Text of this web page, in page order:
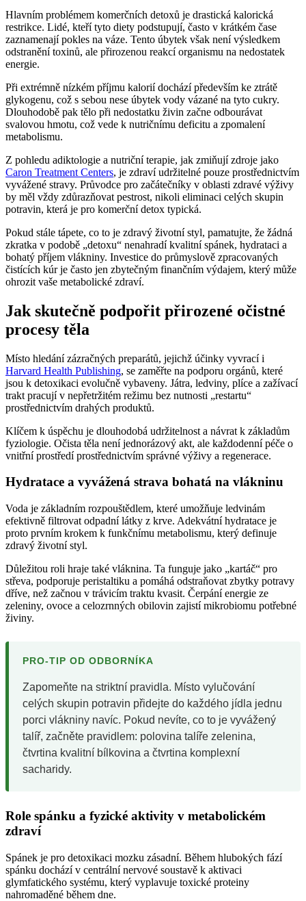
Hlavním problémem komerčních detoxů je drastická kalorická
restrikce. Lidé, kteří tyto diety podstupují, často v krátkém čase
zaznamenají pokles na váze. Tento úbytek však není výsledkem
odstranění toxinů, ale přirozenou reakcí organismu na nedostatek
energie.
Při extrémně nízkém příjmu kalorií dochází především ke ztrátě
glykogenu, což s sebou nese úbytek vody vázané na tyto cukry.
Dlouhodobě pak tělo při nedostatku živin začne odbourávat
svalovou hmotu, což vede k nutričnímu deficitu a zpomalení
metabolismu.
Z pohledu adiktologie a nutriční terapie, jak zmiňují zdroje jako
Caron Treatment Centers, je zdraví udržitelné pouze prostřednictvím
vyvážené stravy. Průvodce pro začátečníky v oblasti zdravé výživy
by měl vždy zdůrazňovat pestrost, nikoli eliminaci celých skupin
potravin, která je pro komerční detox typická.
Pokud stále tápete, co to je zdravý životní styl, pamatujte, že žádná
zkratka v podobě „detoxu“ nenahradí kvalitní spánek, hydrataci a
bohatý příjem vlákniny. Investice do průmyslově zpracovaných
čistících kúr je často jen zbytečným finančním výdajem, který může
ohrozit vaše metabolické zdraví.
Jak skutečně podpořit přirozené očistné
procesy těla
Místo hledání zázračných preparátů, jejichž účinky vyvrací i
Harvard Health Publishing, se zaměřte na podporu orgánů, které
jsou k detoxikaci evolučně vybaveny. Játra, ledviny, plíce a zažívací
trakt pracují v nepřetržitém režimu bez nutnosti „restartu“
prostřednictvím drahých produktů.
Klíčem k úspěchu je dlouhodobá udržitelnost a návrat k základům
fyziologie. Očista těla není jednorázový akt, ale každodenní péče o
vnitřní prostředí prostřednictvím správné výživy a regenerace.
Hydratace a vyvážená strava bohatá na vlákninu
Voda je základním rozpouštědlem, které umožňuje ledvinám
efektivně filtrovat odpadní látky z krve. Adekvátní hydratace je
proto prvním krokem k funkčnímu metabolismu, který definuje
zdravý životní styl.
Důležitou roli hraje také vláknina. Ta funguje jako „kartáč“ pro
střeva, podporuje peristaltiku a pomáhá odstraňovat zbytky potravy
dříve, než začnou v trávicím traktu kvasit. Čerpání energie ze
zeleniny, ovoce a celozrnných obilovin zajistí mikrobiomu potřebné
živiny.
PRO-TIP OD ODBORNÍKA
Zapomeňte na striktní pravidla. Místo vylučování
celých skupin potravin přidejte do každého jídla jednu
porci vlákniny navíc. Pokud nevíte, co to je vyvážený
talíř, začněte pravidlem: polovina talíře zelenina,
čtvrtina kvalitní bílkovina a čtvrtina komplexní
sacharidy.
Role spánku a fyzické aktivity v metabolickém
zdraví
Spánek je pro detoxikaci mozku zásadní. Během hlubokých fází
spánku dochází v centrální nervové soustavě k aktivaci
glymfatického systému, který vyplavuje toxické proteiny
nahromaděné během dne.